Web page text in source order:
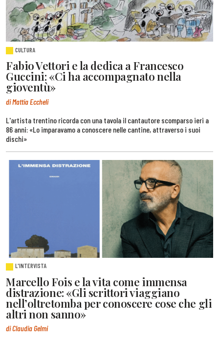
CULTURA
Fabio Vettori e la dedica a Francesco
Guccini: «Ci ha accompagnato nella
gioventù»
di Mattia Eccheli
L'artista trentino ricorda con una tavola il cantautore scomparso ieri a
86 anni: «Lo imparavamo a conoscere nelle cantine, attraverso i suoi
dischi»
L'INTERVISTA
Marcello Fois e la vita come immensa
distrazione: «Gli scrittori viaggiano
nell’oltretomba per conoscere cose che gli
altri non sanno»
di Claudia Gelmi